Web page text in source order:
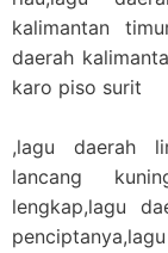
kalimantan
daerah
karo piso surit
,lagu daerah
lancang
lengkap,lagu